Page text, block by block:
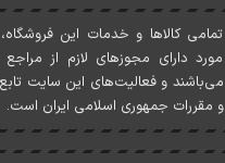
تمامی کالاها و خدمات اين
مورد دارای مجوزهای لازم از مراجع
می‌باشند و فعاليت‌های اين سايت
و مقررات جمهوری اسلامی ايران است.